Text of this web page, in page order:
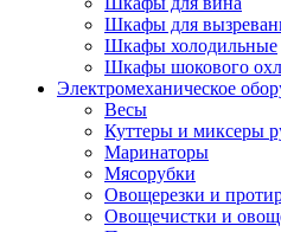
Шкафы для
Шкафы холодильные
Шкафы шокового
Электромеханическое
Весы
Куттеры и миксеры
Маринаторы
Мясорубки
Овощерезки и
Овощечистки и